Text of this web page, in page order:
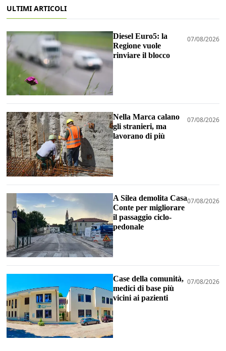
ULTIMI ARTICOLI
Diesel Euro5: la
Regione vuole
rinviare il blocco
07/08/2026
Nella Marca calano
gli stranieri, ma
lavorano di più
07/08/2026
A Silea demolita Casa
Conte per migliorare
il passaggio ciclo-
pedonale
07/08/2026
Case della comunità,
medici di base più
vicini ai pazienti
07/08/2026